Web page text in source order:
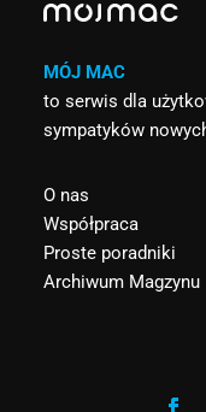
MÓJ MAC
to serwis dla
sympatyków
O nas
Współpraca
Proste poradniki
Archiwum Magzynu